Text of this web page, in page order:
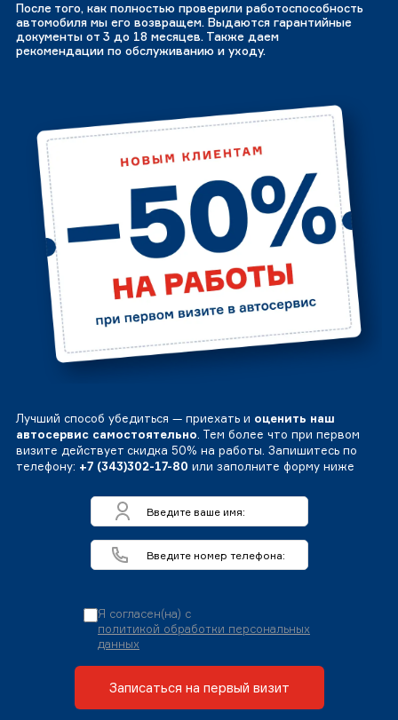
После того, как полностью проверили работоспособность
автомобиля мы его возвращем. Выдаются гарантийные
документы от 3 до 18 месяцев. Также даем
рекомендации по обслуживанию и уходу.
Лучший способ убедиться — приехать и оценить наш
автосервис самостоятельно. Тем более что при первом
визите действует скидка 50% на работы. Запишитесь по
телефону: +7 (343)302-17-80 или заполните форму ниже
Я согласен(на) с
политикой обработки персональных
данных
Записаться на первый визит